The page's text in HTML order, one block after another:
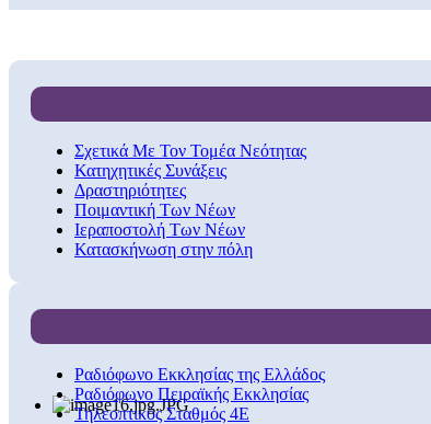
Σχετικά Με Τον Τομέα Νεότητας
Κατηχητικές Συνάξεις
Δραστηριότητες
Ποιμαντική Των Νέων
Ιεραποστολή Των Νέων
Κατασκήνωση στην πόλη
Ραδιόφωνο Εκκλησίας της Ελλάδος
Ραδιόφωνο Πειραϊκής Εκκλησίας
Τηλεοπτικός Σταθμός 4Ε